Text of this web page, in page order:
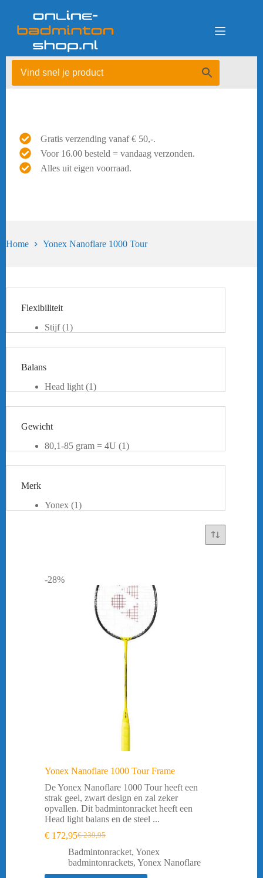
Gratis verzending vanaf € 50,-.
Voor 16.00 besteld = vandaag verzonden.
Alles uit eigen voorraad.
Home Yonex Nanoflare 1000 Tour
-28%
Yonex Nanoflare 1000 Tour Frame
De Yonex Nanoflare 1000 Tour heeft een
strak geel, zwart design en zal zeker
opvallen. Dit badmintonracket heeft een
Head light balans en de steel ...
€239,95
Oorspronkelijke
prijs
was:
€ 172,95Huidige
prijs
is:
Badmintonracket, Yonex
badmintonrackets, Yonex Nanoflare
Flexibiliteit
Stijf (1)
Balans
Head light (1)
Gewicht
80,1-85 gram = 4U (1)
Merk
Yonex (1)